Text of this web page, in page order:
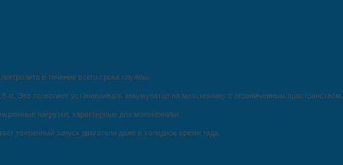
в течение всего срока службы.
Это позволяет устанавливать аккумулятор на мототехнику с ограниченным пространством.
нагрузки, характерные для мототехники.
уверенный запуск двигателя даже в холодное время года.